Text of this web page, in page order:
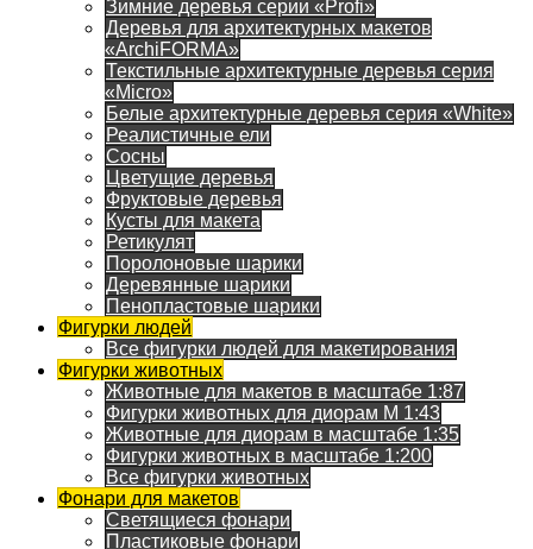
Зимние деревья серии «Profi»
Деревья для архитектурных макетов
«ArchiFORMA»
Текстильные архитектурные деревья серия
«Micro»
Белые архитектурные деревья серия «White»
Реалистичные ели
Сосны
Цветущие деревья
Фруктовые деревья
Кусты для макета
Ретикулят
Поролоновые шарики
Деревянные шарики
Пенопластовые шарики
Фигурки людей
Все фигурки людей для макетирования
Фигурки животных
Животные для макетов в масштабе 1:87
Фигурки животных для диорам М 1:43
Животные для диорам в масштабе 1:35
Фигурки животных в масштабе 1:200
Все фигурки животных
Фонари для макетов
Светящиеся фонари
Пластиковые фонари